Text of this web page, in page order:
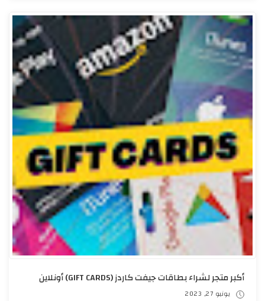
الشراء من موقع IHERB لباب البيت 🌿🛍
فبراير 04, 2021